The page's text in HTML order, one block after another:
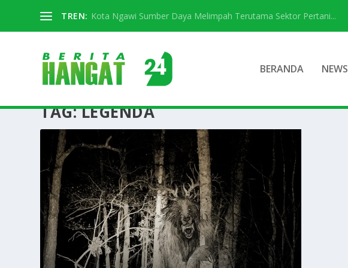
TREN: Kota Ngawi Sumber Daya Melimpah Terutama Sektor Pertani...
BERANDA NEWS
TAG:LEGENDA